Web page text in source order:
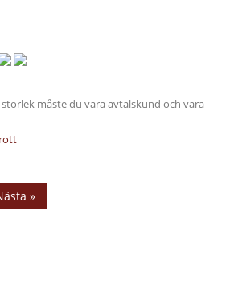
måste du vara avtalskund och vara
»